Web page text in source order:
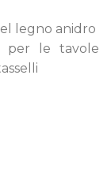
legno anidro
per le tavole